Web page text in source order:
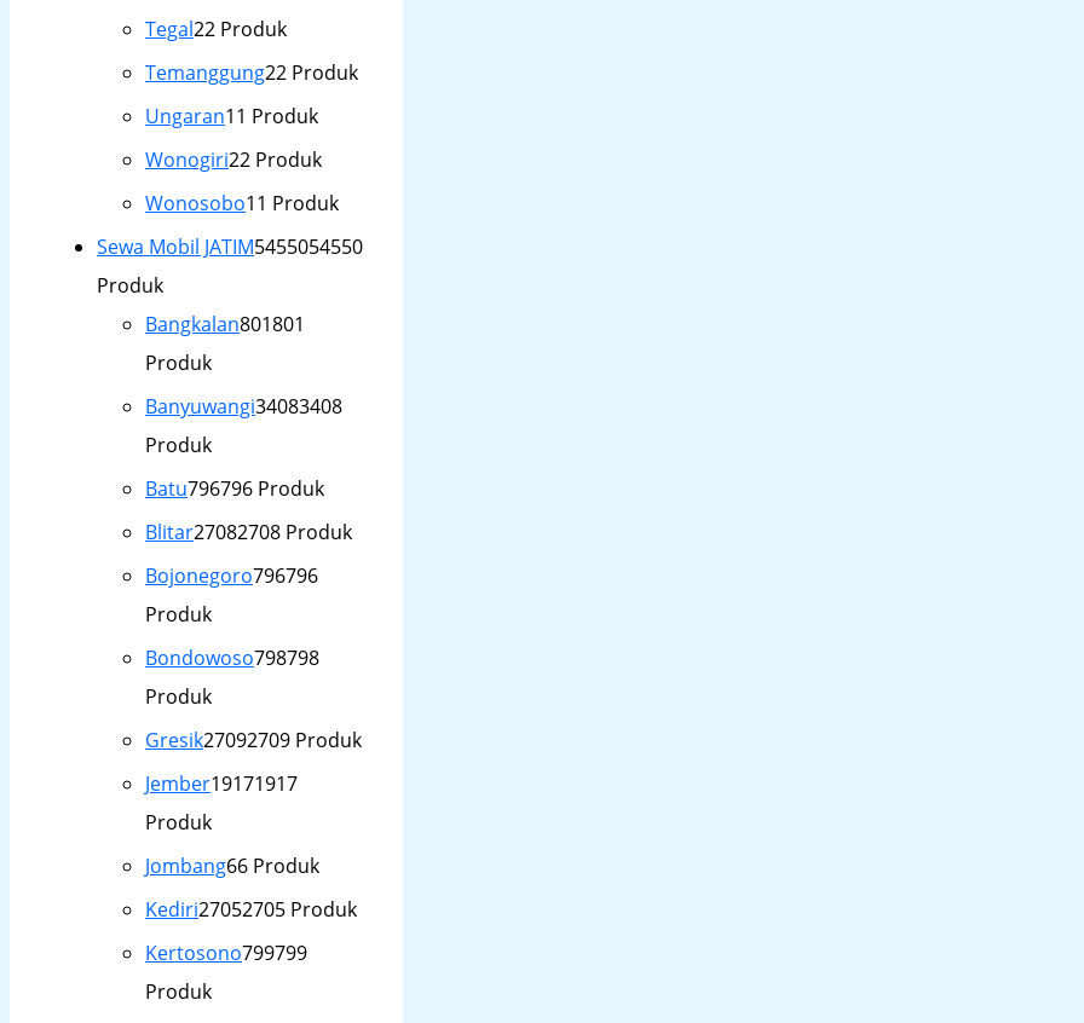
Tegal22 Produk
Temanggung22 Produk
Ungaran11 Produk
Wonogiri22 Produk
Wonosobo11 Produk
Sewa Mobil JATIM5455054550
Produk
Bangkalan801801
Produk
Banyuwangi34083408
Produk
Batu796796 Produk
Blitar27082708 Produk
Bojonegoro796796
Produk
Bondowoso798798
Produk
Gresik27092709 Produk
Jember19171917
Produk
Jombang66 Produk
Kediri27052705 Produk
Kertosono799799
Produk